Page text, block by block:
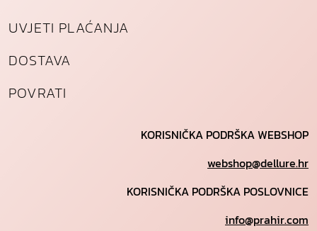
UVJETI PLAĆANJA
DOSTAVA
POVRATI
KORISNIČKA PODRŠKA WEBSHOP
webshop@dellure.hr
KORISNIČKA PODRŠKA POSLOVNICE
info@prahir.com